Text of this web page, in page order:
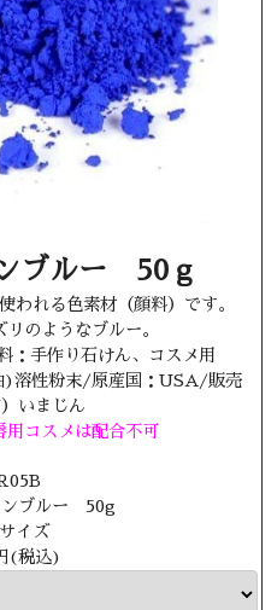
ブルー 50ｇ
われる色素材（顔料）です。
のようなブルー。
手作り石けん、コスメ用
)溶性粉末/原産国：USA/販売
いまじん
用コスメは配合不可
ンブルー 50g
イズ
(税込)